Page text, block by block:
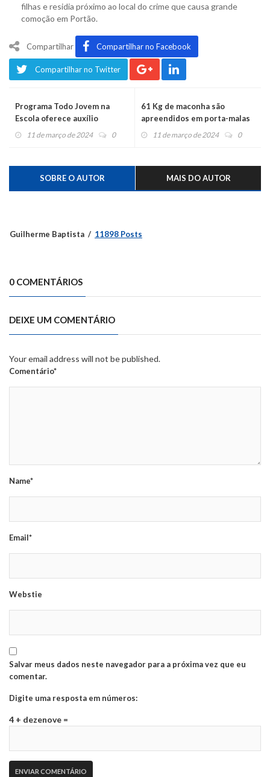
filhas e residia próximo ao local do crime que causa grande
comoção em Portão.
Compartilhar Compartilhar no Facebook
Compartilhar no Twitter
Programa Todo Jovem na
Escola oferece auxílio
financeiro a estudantes
11 de março de 2024 0
61 Kg de maconha são
apreendidos em porta-malas
11 de março de 2024 0
SOBRE O AUTOR MAIS DO AUTOR
Guilherme Baptista 11898 Posts
0 COMENTÁRIOS
DEIXE UM COMENTÁRIO
Your email address will not be published.
Comentário*
Name*
Email*
Webstie
Salvar meus dados neste navegador para a próxima vez que eu
comentar.
Digite uma resposta em números:
4 + dezenove =